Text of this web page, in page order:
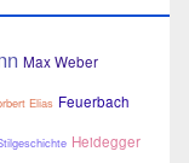
Max Weber
Elias Feuerbach
Heidegger